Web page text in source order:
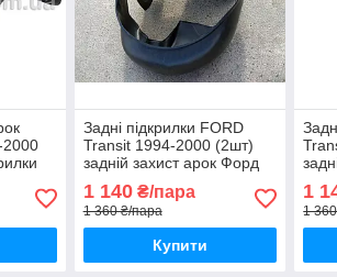
2000
Задні підкрилки FORD
Transit 1994-2000 (2шт)
задній захист арок Форд
задніх
1 140₴/пара
1 360 ₴/пара
Купити
1
1